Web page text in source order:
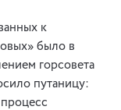
к
было в
горсовета
путаницу: